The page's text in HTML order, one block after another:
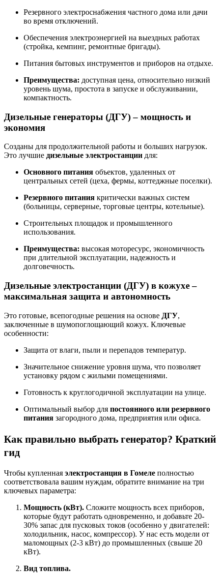
Резервного электроснабжения частного дома или дачи
во время отключений.
Обеспечения электроэнергией на выездных работах
(стройка, кемпинг, ремонтные бригады).
Питания бытовых инструментов и приборов на отдыхе.
Преимущества: доступная цена, относительно низкий
уровень шума, простота в запуске и обслуживании,
компактность.
Дизельные генераторы (ДГУ) – мощность и
экономия
Созданы для продолжительной работы и больших нагрузок.
Это лучшие дизельные электростанции для:
Основного питания объектов, удаленных от
центральных сетей (цеха, фермы, коттеджные поселки).
Резервного питания критически важных систем
(больницы, серверные, торговые центры, котельные).
Строительных площадок и промышленного
использования.
Преимущества: высокая моторесурс, экономичность
при длительной эксплуатации, надежность и
долговечность.
Дизельные электростанции (ДГУ) в кожухе –
максимальная защита и автономность
Это готовые, всепогодные решения на основе ДГУ,
заключенные в шумопоглощающий кожух. Ключевые
особенности:
Защита от влаги, пыли и перепадов температур.
Значительное снижение уровня шума, что позволяет
установку рядом с жилыми помещениями.
Готовность к круглогодичной эксплуатации на улице.
Оптимальный выбор для постоянного или резервного
питания загородного дома, предприятия или офиса.
Как правильно выбрать генератор? Краткий
гид
Чтобы купленная электростанция в Гомеле полностью
соответствовала вашим нуждам, обратите внимание на три
ключевых параметра:
Мощность (кВт). Сложите мощность всех приборов,
которые будут работать одновременно, и добавьте 20-
30% запас для пусковых токов (особенно у двигателей:
холодильник, насос, компрессор). У нас есть модели от
маломощных (2-3 кВт) до промышленных (свыше 20
кВт).
Вид топлива.